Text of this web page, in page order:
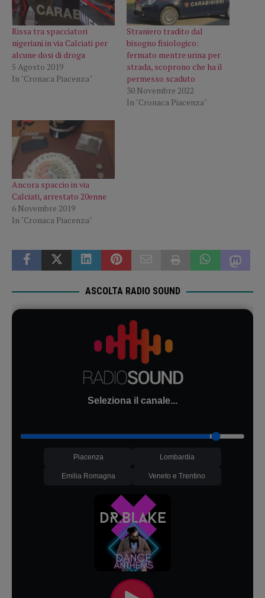
Rissa tra spacciatori
nigeriani in via Calciati per
alcune dosi di droga
5 Agosto 2019
In "Cronaca Piacenza"
Straniero tradito dal
bisogno fisiologico:
fermato mentre urina per
strada, scoprono che ha il
permesso scaduto
30 Novembre 2022
In "Cronaca Piacenza"
Ancora spaccio in via
Calciati, arrestato 20enne
6 Novembre 2019
In "Cronaca Piacenza"
ASCOLTA RADIO SOUND
Seleziona il canale...
Piacenza Lombardia
Emilia Romagna Veneto e Trentino